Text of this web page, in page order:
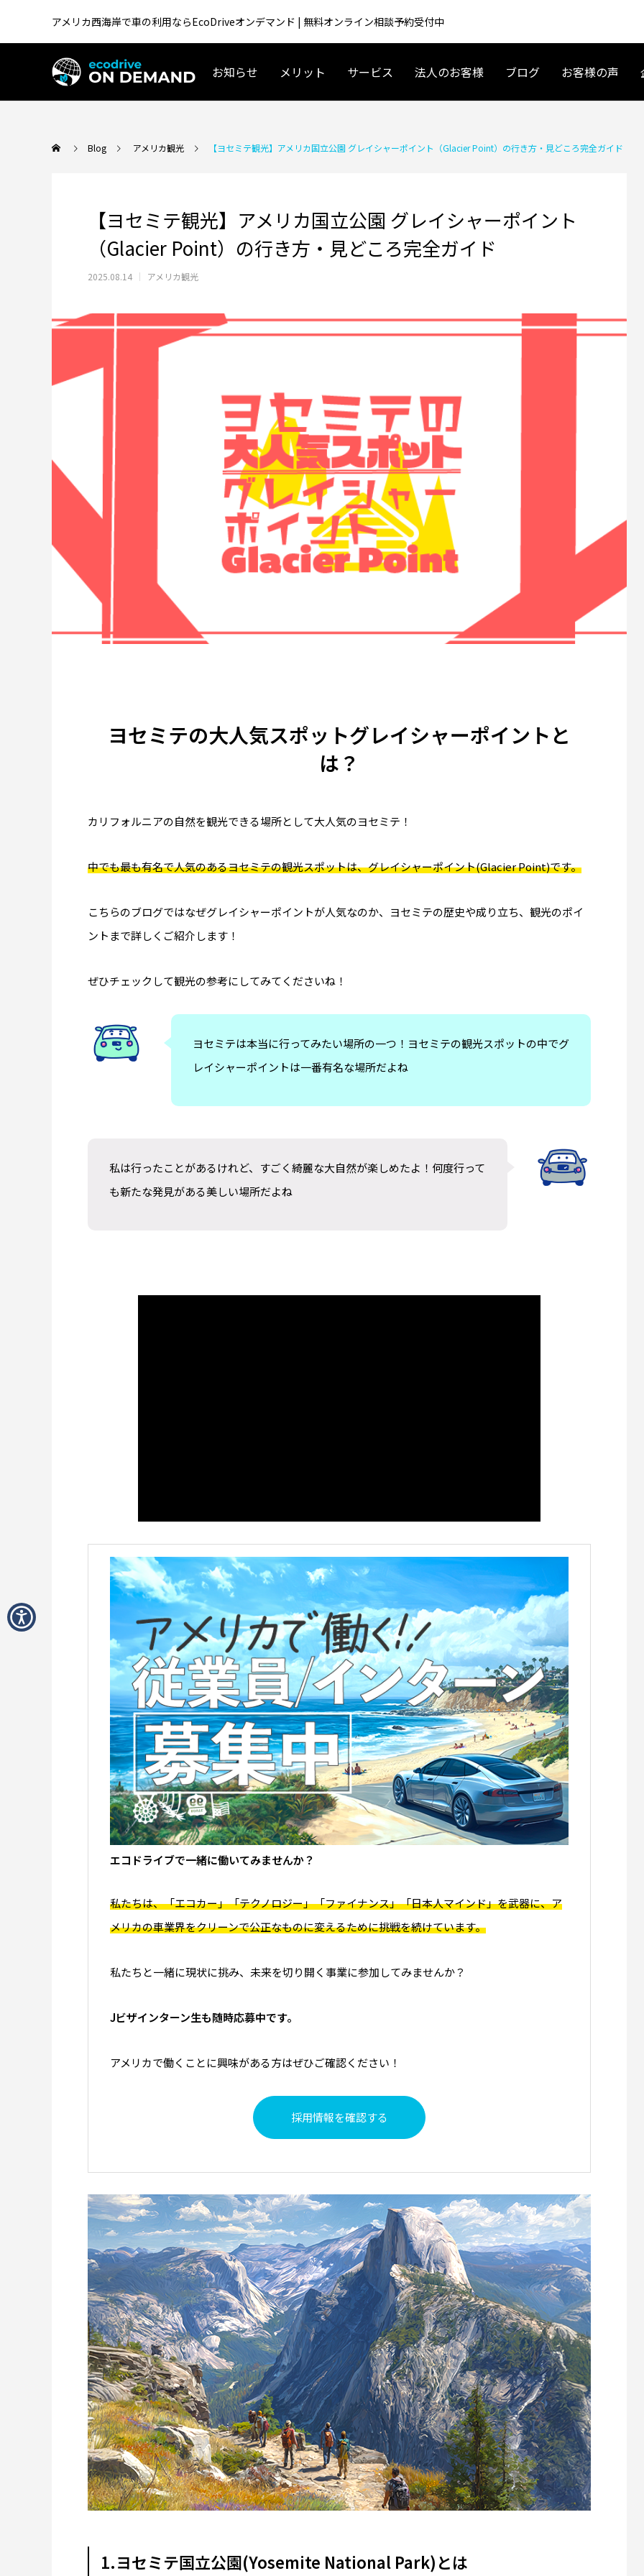
アメリカ西海岸で車の利用ならEcoDriveオンデマンド | 無料オンライン相談予約受付中
お知らせ メリット サービス 法人のお客様 ブログ お客様の声
とは？店舗にスーパーチャージャーを設
置 駐車場4台から考えるEV充電集客
駐在員・留学生の完全ガイド
夫婦で海外移住するには？育
LAに住んだ13ヶ月の実話
米国起業の失敗談｜プリウス30台の貸
し出しで5万ドル損失、得た3つの教訓
2026.08.02
アメリカ起業の失敗談｜在庫70台を救
うはずだった車の貸し出しの誤算
2026.07.25
アメリカで起業するとき借金は
SBA融資と良い借入の判断基準
日清カップヌードルはなぜ世界で売れる
アラスカのオーロラツアー体験記: −15℃
の雪山で食べた日本食 日清カップヌー
アメリカの寿司ビジネス最前線
司と回転寿司の間を取る？寿司
2026.07.28
王道フィッシュ＆チップス
2026.07.20
Blog アメリカ観光 【ヨセミテ観光】アメリカ国立公園 グレイシャーポイント（Glacier Point）の行き方・見どころ完全ガイド
【ヨセミテ観光】アメリカ国立公園 グレイシャーポイント
（Glacier Point）の行き方・見どころ完全ガイド
2025.08.14 アメリカ観光
ヨセミテの大人気スポットグレイシャーポイントと
は？
カリフォルニアの自然を観光できる場所として大人気のヨセミテ！
中でも最も有名で人気のあるヨセミテの観光スポットは、グレイシャーポイント(Glacier Point)です。
こちらのブログではなぜグレイシャーポイントが人気なのか、ヨセミテの歴史や成り立ち、観光のポイ
ントまで詳しくご紹介します！
ぜひチェックして観光の参考にしてみてくださいね！
ヨセミテは本当に行ってみたい場所の一つ！ヨセミテの観光スポットの中でグ
レイシャーポイントは一番有名な場所だよね
私は行ったことがあるけれど、すごく綺麗な大自然が楽しめたよ！何度行って
も新たな発見がある美しい場所だよね
エコドライブで一緒に働いてみませんか？
私たちは、「エコカー」「テクノロジー」「ファイナンス」「日本人マインド」を武器に、ア
メリカの車業界をクリーンで公正なものに変えるために挑戦を続けています。
私たちと一緒に現状に挑み、未来を切り開く事業に参加してみませんか？
Jビザインターン生も随時応募中です。
アメリカで働くことに興味がある方はぜひご確認ください！
採用情報を確認する
1.ヨセミテ国立公園(Yosemite National Park)とは
博物館の見どころとは？
del散策で寄りたいコールドブリュー・タ